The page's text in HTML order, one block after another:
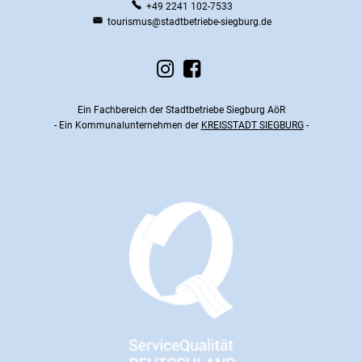
+49 2241 102-7533
tourismus@stadtbetriebe-siegburg.de
Ein Fachbereich der Stadtbetriebe Siegburg AöR
- Ein Kommunalunternehmen der KREISSTADT SIEGBURG-